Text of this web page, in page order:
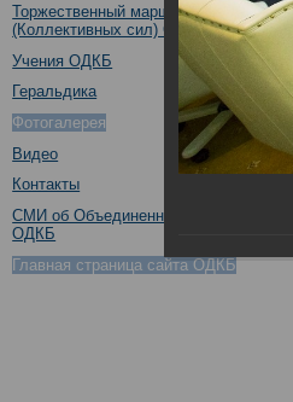
Торжественный марш Войск
(Коллективных сил) ОДКБ
Учения ОДКБ
Геральдика
Фотогалерея
Видео
Контакты
СМИ об Объединенном штабе
ОДКБ
Главная страница сайта ОДКБ